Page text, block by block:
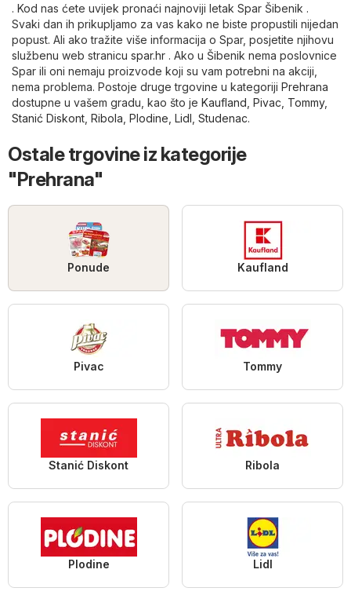
. Kod nas ćete uvijek pronaći najnoviji letak Spar Šibenik .
Svaki dan ih prikupljamo za vas kako ne biste propustili nijedan
popust. Ali ako tražite više informacija o Spar, posjetite njihovu
službenu web stranicu spar.hr . Ako u Šibenik nema poslovnice
Spar ili oni nemaju proizvode koji su vam potrebni na akciji,
nema problema. Postoje druge trgovine u kategoriji Prehrana
dostupne u vašem gradu, kao što je Kaufland Pivac Tommy,
Stanić Diskont Ribola Plodine Lidl Studenac.
Ostale trgovine iz kategorije
"Prehrana"
Ponude Kaufland
Pivac Tommy
Stanić Diskont Ribola
Plodine Lidl